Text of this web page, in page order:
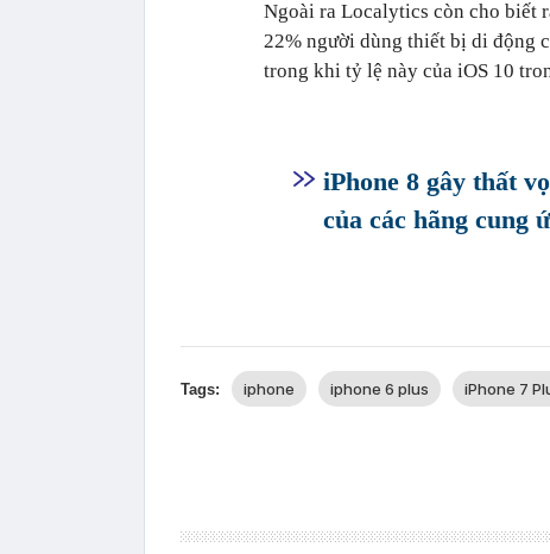
Ngoài ra Localytics còn cho biết
22% người dùng thiết bị di động
trong khi tỷ lệ này của iOS 10
iPhone 8 gây thất
của các hãng cung
Tags: iphone iphone 6 plus iPhone 7